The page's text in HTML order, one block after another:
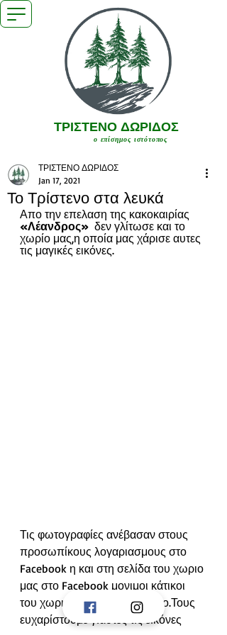
ο επίσημος ιστότοπος
ΤΡΙΣΤΕΝΟ ΔΩΡΙΔΟΣ
Το Τρίστενο στα λευκά
ΤΡΙΣΤΕΝΟ ΔΩΡΙΔΟΣ
Jan 17, 2021
Απο την επελαση της κακοκαιρίας
«Λέανδρος» δεν γλίτωσε και το
χωρίο μας,η οποία μας χάρισε αυτες
τις μαγικές εικόνες.
Τις φωτογραφίες ανέβασαν στους
προσωπίκους λογαριασμους στο
Facebook η και στη σελίδα του χωριο
μας στο Facebook μονιμοι κάτικοι
του χωριου αυτοί την περίοδο.Τους
ευχαρίστουμε γιάυτες τις εικόνες